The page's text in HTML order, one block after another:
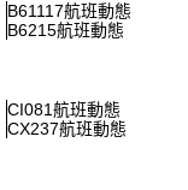
B61117航班動態
B6215航班動態
CI081航班動態
CX237航班動態